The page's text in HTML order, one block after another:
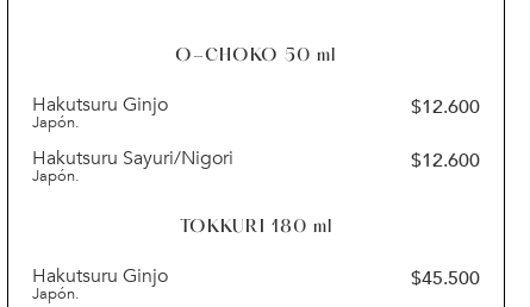
O-CHOKO 50ml
Hakutsuru Ginjo
Japón.
$12.600
Hakutsuru Sayuri/Nigori
Japón.
$12.600
TOKKURI 180 ml
Hakutsuru Ginjo
Japón.
$45.500